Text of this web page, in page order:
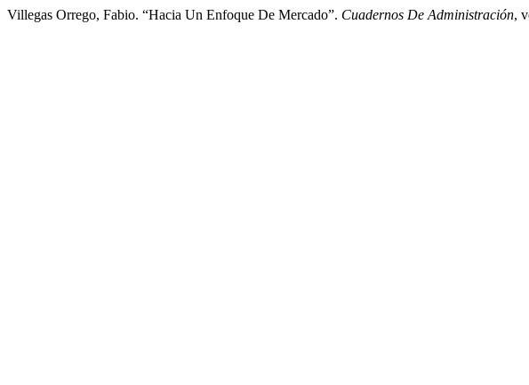
Villegas Orrego, Fabio. “Hacia Un Enfoque De Mercado”. Cuadernos De Administración,